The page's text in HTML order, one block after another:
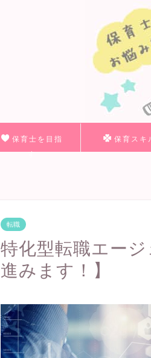
保育士を目指
す
保育スキ
転職
特化型転職エー
進みます！】